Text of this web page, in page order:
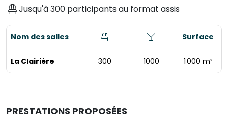
Jusqu'à 300 participants au format assis
Nom des salles Surface
La Clairière 300 1000 1 000 m²
PRESTATIONS PROPOSÉES